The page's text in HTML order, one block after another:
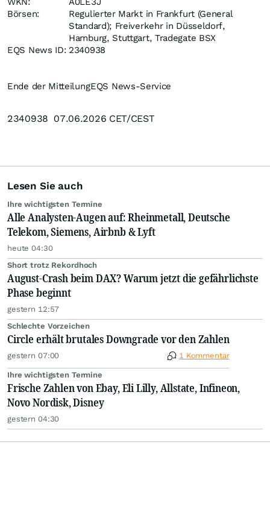
Börsen:
Regulierter Markt in Frankfurt (General
Standard); Freiverkehr in Düsseldorf,
Hamburg, Stuttgart, Tradegate BSX
EQS News ID: 2340938
Ende der MitteilungEQS News-Service
2340938 07.06.2026 CET/CEST
Lesen Sie auch
Ihre wichtigsten Termine
Alle Analysten-Augen auf: Rheinmetall, Deutsche
Telekom, Siemens, Airbnb & Lyft
heute 04:30
Short trotz Rekordhoch
August-Crash beim DAX? Warum jetzt die gefährlichste
Phase beginnt
gestern 12:57
Schlechte Vorzeichen
Circle erhält brutales Downgrade vor den Zahlen
gestern 07:00 1 Kommentar
Ihre wichtigsten Termine
Frische Zahlen von Ebay, Eli Lilly, Allstate, Infineon,
Novo Nordisk, Disney
gestern 04:30